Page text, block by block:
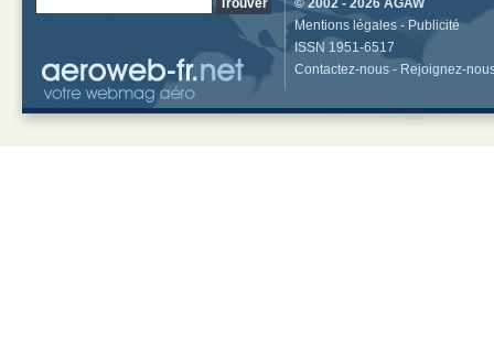
© 2002 - 2026 AGAW
Mentions légales - Publicité
ISSN 1951-6517
Contactez-nous - Rejoignez-